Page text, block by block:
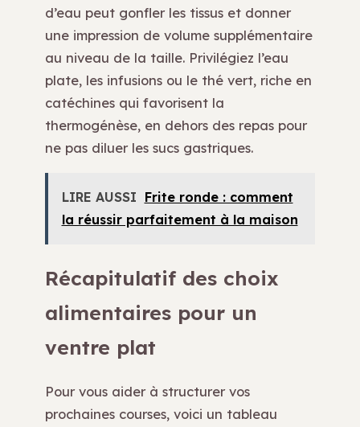
d’eau peut gonfler les tissus et donner
une impression de volume supplémentaire
au niveau de la taille. Privilégiez l’eau
plate, les infusions ou le thé vert, riche en
catéchines qui favorisent la
thermogénèse, en dehors des repas pour
ne pas diluer les sucs gastriques.
LIRE AUSSI Frite ronde : comment
la réussir parfaitement à la maison
Récapitulatif des choix
alimentaires pour un
ventre plat
Pour vous aider à structurer vos
prochaines courses, voici un tableau